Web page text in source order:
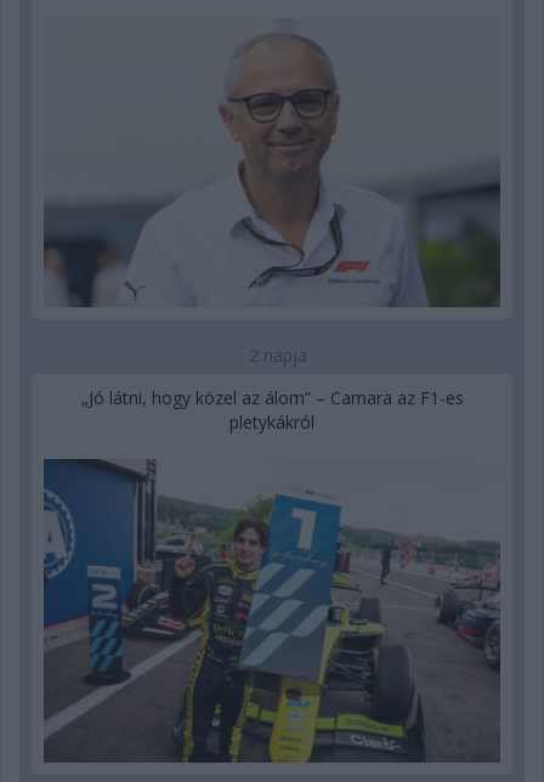
2 napja
„Jó látni, hogy közel az álom” – Camara az F1-es
pletykákról